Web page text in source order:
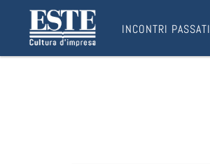
INCONTRI PASSATI